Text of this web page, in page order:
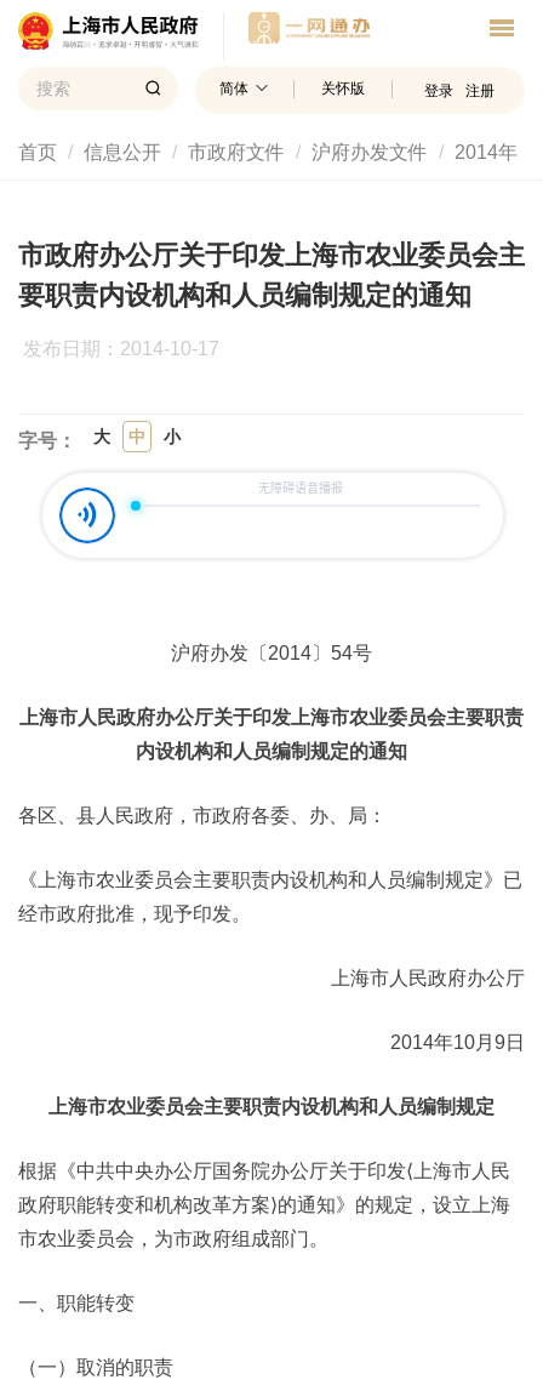
简体 关怀版 登录 注册
首页 信息公开 市政府文件 沪府办发文件 2014年
市政府办公厅关于印发上海市农业委员会主
要职责内设机构和人员编制规定的通知
发布日期：2014-10-17
字号： 大 中 小
沪府办发〔2014〕54号
上海市人民政府办公厅关于印发上海市农业委员会主要职责
内设机构和人员编制规定的通知
各区、县人民政府，市政府各委、办、局：
《上海市农业委员会主要职责内设机构和人员编制规定》已
经市政府批准，现予印发。
上海市人民政府办公厅
2014年10月9日
上海市农业委员会主要职责内设机构和人员编制规定
根据《中共中央办公厅国务院办公厅关于印发⟨上海市人民
政府职能转变和机构改革方案⟩的通知》的规定，设立上海
市农业委员会，为市政府组成部门。
一、职能转变
（一）取消的职责